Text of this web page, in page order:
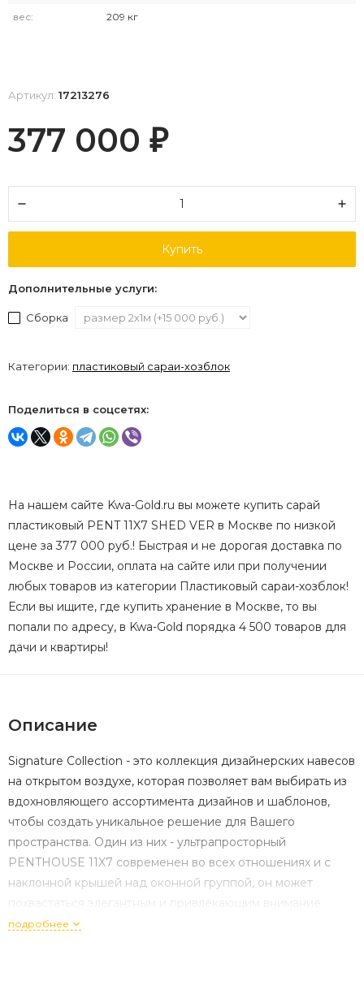
вес: 209 кг
Артикул: 17213276
377 000 ₽
Купить
Дополнительные услуги:
Сборка
Категории: пластиковый сараи-хозблок
Поделиться в соцсетях:
На нашем сайте Kwa-Gold.ru вы можете купить сарай
пластиковый PENT 11X7 SHED VER в Москве по низкой
цене за 377 000 руб.! Быстрая и не дорогая доставка по
Москве и России, оплата на сайте или при получении
любых товаров из категории Пластиковый сараи-хозблок!
Если вы ищите, где купить хранение в Москве, то вы
попали по адресу, в Kwa-Gold порядка 4 500 товаров для
дачи и квартиры!
Описание
Signature Collection - это коллекция дизайнерских навесов
на открытом воздухе, которая позволяет вам выбирать из
вдохновляющего ассортимента дизайнов и шаблонов,
чтобы создать уникальное решение для Вашего
пространства. Один из них - ультрапросторный
PENTHOUSE 11X7 современен во всех отношениях и с
наклонной крышей над оконной группой, он может
дизайном, где может быть расположено все: от рабочей
подробнее